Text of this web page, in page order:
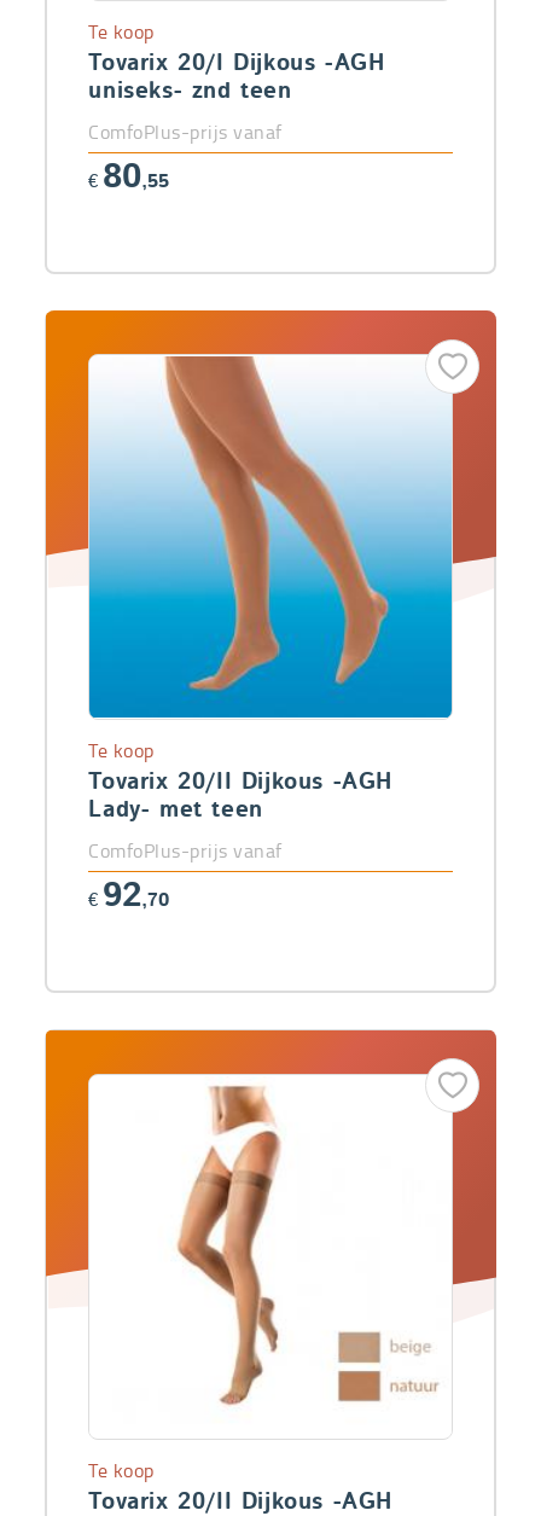
Tovarix 20/I Dijkous -AGH
uniseks- znd teen
Te koop
ComfoPlus-prijs vanaf
€ 80,55
Tovarix 20/II Dijkous -AGH
Lady- met teen
Te koop
ComfoPlus-prijs vanaf
€ 92,70
Tovarix 20/II Dijkous -AGH
Te koop